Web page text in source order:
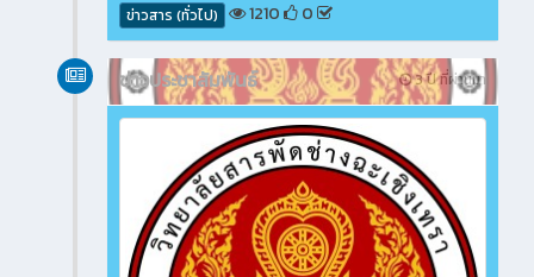
ข่าวสาร (ทั่วไป) 1210 0
3 ปี ที่ผ่านมา
ข่าวประชาสัมพันธ์